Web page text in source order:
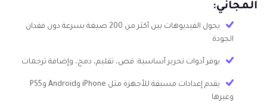
المجاني:
يحول الفيديوهات بين أكثر من 200 صيغة بسرعة دون فقدان
الجودة
يوفر أدوات تحرير أساسية: قص، تقليم، دمج، وإضافة ترجمات
يقدم إعدادات مسبقة للأجهزة مثل iPhone وAndroid وPS5
وغيرها